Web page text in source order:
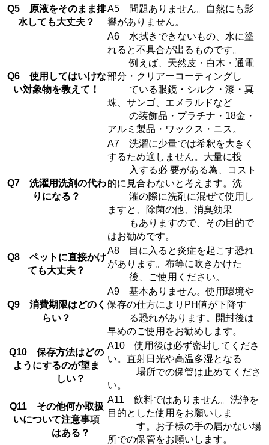
Q5 原液をそのまま排
水しても大丈夫？
A5 問題ありません。自然にも影
響がありません。
Q6 使用してはいけな
い対象物を教えて！
A6 水拭きできないもの、水に塗
れると不具合が出るものです。
例えば、天然皮・白木・通電
部分・クリアーコーティングし
ている眼鏡・シルク・漆・真
珠、サンゴ、エメラルドなど
の装飾品・プラチナ・18金・
アルミ製品・ワックス・ニス。
Q7 洗濯用洗剤の代わ
りになる？
A7 洗濯に少量では希釈を大きく
するため適しません。大量に投
入する必 要がある為、コスト
的に見合わないと考えます。洗
濯の際に洗剤に混ぜて使用し
ますと、除菌の他、消臭効果
もありますので、その目的で
はお勧めです。
Q8 ペットに直接かけ
ても大丈夫？
A8 目に入ると炎症を起こす恐れ
があります。布等に吹きかけた
後、ご使用ください。
Q9 消費期限はどのく
らい？
A9 基本ありません。使用環境や
保存の仕方によりPH値が下降す
る恐れがあります。開封後は
早めのご使用をお勧めします。
Q10 保存方法はどの
ようにするのが望ま
しい？
A10 使用後は必ず密封してくださ
い。直射日光や高温多湿となる
場所での保管は止めてくださ
い。
Q11 その他何か取扱
いについて注意事項
はある？
A11 飲料ではありません。洗浄を
目的とした使用をお願いしま
す。お子様の手の届かない場
所での保管をお願いします。